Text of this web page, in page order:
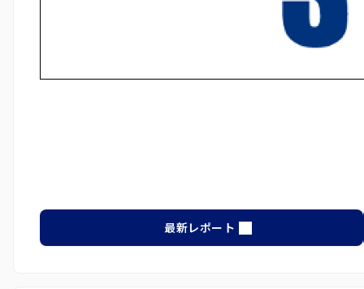
最新レポート